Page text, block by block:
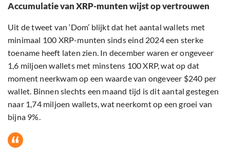
Accumulatie van XRP-munten wijst op vertrouwen
Uit de tweet van ‘Dom’ blijkt dat het aantal wallets met
minimaal 100 XRP-munten sinds eind 2024 een sterke
toename heeft laten zien. In december waren er ongeveer
1,6 miljoen wallets met minstens 100 XRP, wat op dat
moment neerkwam op een waarde van ongeveer $240 per
wallet. Binnen slechts een maand tijd is dit aantal gestegen
naar 1,74 miljoen wallets, wat neerkomt op een groei van
bijna 9%.